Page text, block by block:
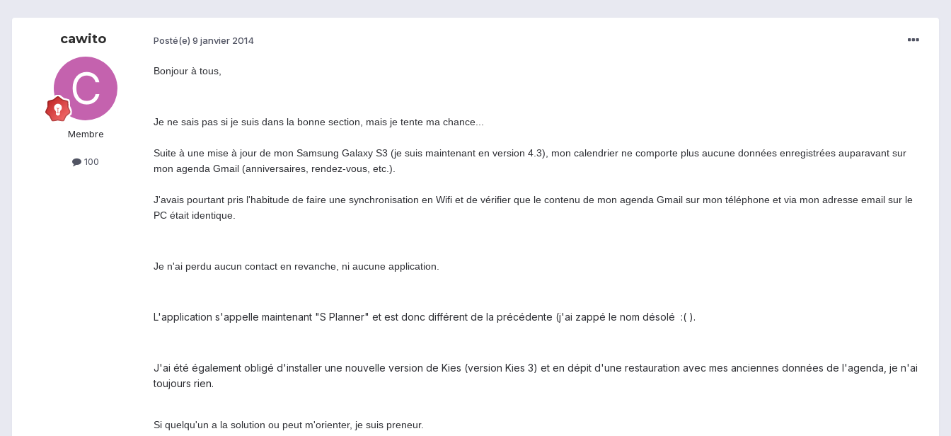
cawito
Membre
100
Posté(e) 9 janvier 2014
Bonjour à tous,
Je ne sais pas si je suis dans la bonne section, mais je tente ma chance...
Suite à une mise à jour de mon Samsung Galaxy S3 (je suis maintenant en version 4.3), mon calendrier ne comporte plus aucune données enregistrées auparavant sur
mon agenda Gmail (anniversaires, rendez-vous, etc.).
J'avais pourtant pris l'habitude de faire une synchronisation en Wifi et de vérifier que le contenu de mon agenda Gmail sur mon téléphone et via mon adresse email sur le
PC était identique.
Je n'ai perdu aucun contact en revanche, ni aucune application.
L'application s'appelle maintenant "S Planner" et est donc différent de la précédente (j'ai zappé le nom désolé :( ).
J'ai été également obligé d'installer une nouvelle version de Kies (version Kies 3) et en dépit d'une restauration avec mes anciennes données de l'agenda, je n'ai
toujours rien.
Si quelqu'un a la solution ou peut m'orienter, je suis preneur.